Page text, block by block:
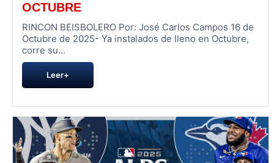
OCTUBRE
RINCON BEISBOLERO Por: José Carlos Campos 16 de
Octubre de 2025- Ya instalados de lleno en Octubre,
corre su...
Leer+